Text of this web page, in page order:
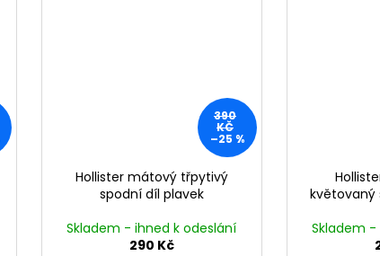
390
KČ
–25 %
Hollister mátový třpytivý
spodní díl plavek
Skladem - ihned k odeslání
290 Kč
květovaný
Skladem -